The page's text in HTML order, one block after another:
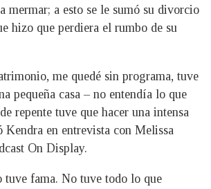
mermar; a esto se le sumó su divorcio
hizo que perdiera el rumbo de su
me quedé sin programa, tuve
pequeña casa – no entendía lo que
repente tuve que hacer una intensa
Kendra en entrevista con Melissa
On Display.
tuve fama. No tuve todo lo que